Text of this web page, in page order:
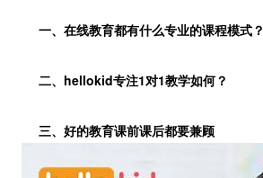
一、在线教育都有什么专业的课程模式？
二、hellokid专注1对1教学如何？
三、好的教育课前课后都要兼顾